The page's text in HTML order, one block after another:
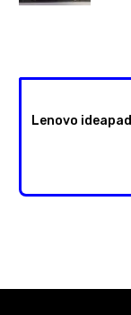
Lenovo